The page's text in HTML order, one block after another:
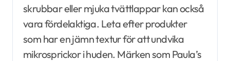
skrubbar eller mjuka tvättlappar kan också
vara fördelaktiga. Leta efter produkter
som har en jämn textur för att undvika
mikrosprickor i huden. Märken som Paula’s